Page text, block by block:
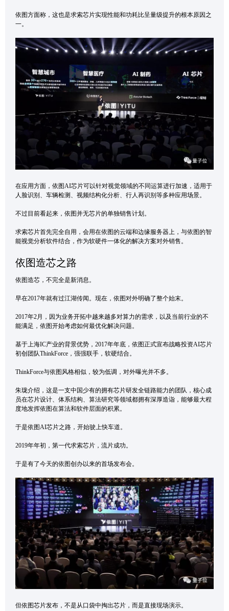
依图方面称，这也是求索芯片实现性能和功耗比呈量级提升的根本原因之
一。
在应用方面，依图AI芯片可以针对视觉领域的不同运算进行加速，适用于
人脸识别、车辆检测、视频结构化分析、行人再识别等多种应用场景。
不过目前看起来，依图并无芯片的单独销售计划。
求索芯片首先完全自用，会用在依图的云端和边缘服务器上，与依图的智
能视觉分析软件结合，作为软硬件一体化的解决方案对外销售。
依图造芯之路
依图造芯，不完全是新消息。
早在2017年就有过江湖传闻。现在，依图对外明确了整个始末。
2017年2月，因为业务开拓中越来越多对算力的需求，以及当前行业的不
能满足，依图开始考虑如何最优化解决问题。
基于上海IC产业的背景优势，2017年年底，依图正式宣布战略投资AI芯片
初创团队ThinkForce，强强联手，软硬结合。
ThinkForce与依图风格相似，较为低调，对外曝光并不多。
朱珑介绍，这是一支中国少有的拥有芯片研发全链路能力的团队，核心成
员在芯片设计、体系结构、算法研究等领域都拥有深厚造诣，能够最大程
度地发挥依图在算法和软件层面的积累。
于是依图AI芯片之路，开始驶上快车道。
2019年年初，第一代求索芯片，流片成功。
于是有了今天的依图创办以来的首场发布会。
但依图芯片发布，不是从口袋中掏出芯片，而是直接现场演示。